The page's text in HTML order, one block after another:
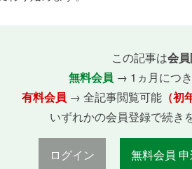
この記事は会
無料会員 → 1ヵ月につ
有料会員 → 全記事閲覧可能（初
いずれかの会員登録で続き
ログイン 無料会員